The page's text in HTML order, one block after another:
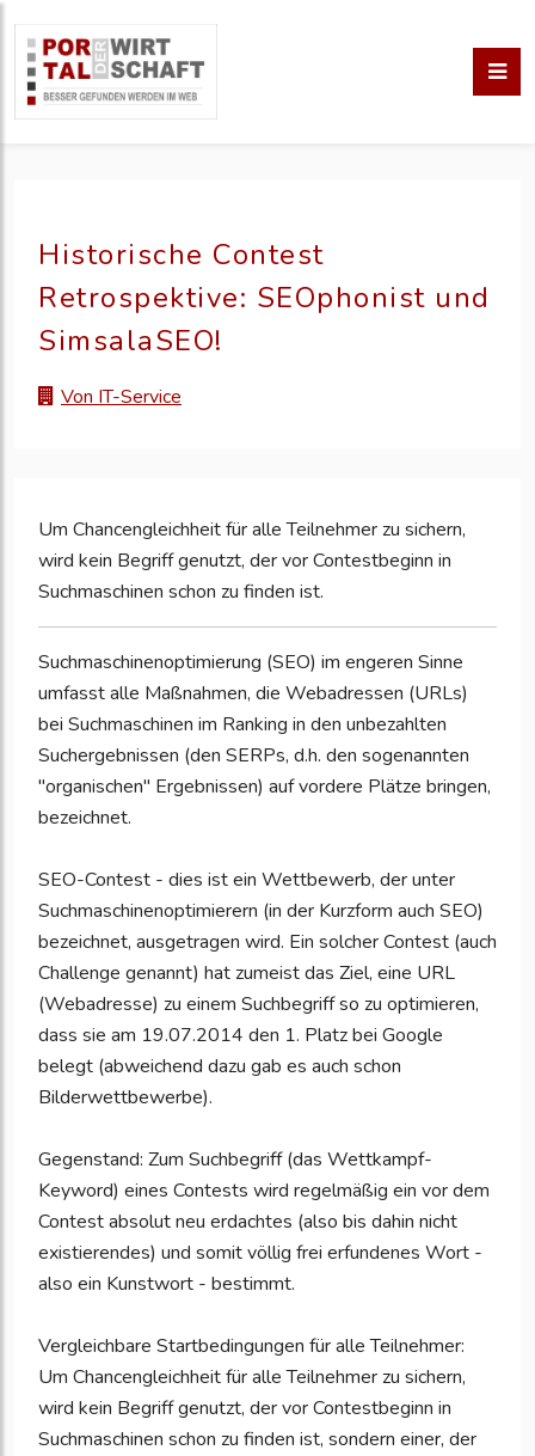
Historische Contest
Retrospektive: SEOphonist und
SimsalaSEO!
Von IT-Service
Um Chancengleichheit für alle Teilnehmer zu sichern,
wird kein Begriff genutzt, der vor Contestbeginn in
Suchmaschinen schon zu finden ist.
Suchmaschinenoptimierung (SEO) im engeren Sinne
umfasst alle Maßnahmen, die Webadressen (URLs)
bei Suchmaschinen im Ranking in den unbezahlten
Suchergebnissen (den SERPs, d.h. den sogenannten
"organischen" Ergebnissen) auf vordere Plätze bringen,
bezeichnet.
SEO-Contest - dies ist ein Wettbewerb, der unter
Suchmaschinenoptimierern (in der Kurzform auch SEO)
bezeichnet, ausgetragen wird. Ein solcher Contest (auch
Challenge genannt) hat zumeist das Ziel, eine URL
(Webadresse) zu einem Suchbegriff so zu optimieren,
dass sie am 19.07.2014 den 1. Platz bei Google
belegt (abweichend dazu gab es auch schon
Bilderwettbewerbe).
Gegenstand: Zum Suchbegriff (das Wettkampf-
Keyword) eines Contests wird regelmäßig ein vor dem
Contest absolut neu erdachtes (also bis dahin nicht
existierendes) und somit völlig frei erfundenes Wort -
also ein Kunstwort - bestimmt.
Vergleichbare Startbedingungen für alle Teilnehmer:
Um Chancengleichheit für alle Teilnehmer zu sichern,
wird kein Begriff genutzt, der vor Contestbeginn in
Suchmaschinen schon zu finden ist, sondern einer, der